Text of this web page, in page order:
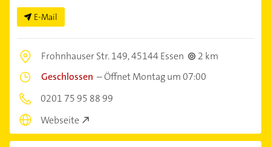
E-Mail
Frohnhauser Str. 149,45144 Essen
2 km
Geschlossen –Öffnet Montag um 07:00
0201 75 95 88 99
Webseite